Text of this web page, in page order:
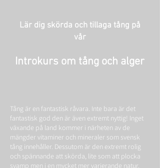
Lär dig skörda och tillaga tång på
vår
Introkurs om tång och alger
Tång är en fantastisk råvara. Inte bara är det
fantastisk god den är även extremt nyttig! Inget
växande på land kommer i närheten av de
mängder vitaminer och mineraler som svensk
tång innehåller. Dessutom är den extremt rolig
och spännande att skörda, lite som att plocka
svamp men i en mycket mer varierande natur.